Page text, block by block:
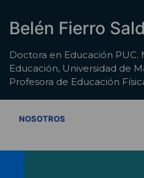
Belén Fierro
Doctora en Educación PUC.
Educación, Universidad de
Profesora de Educación
NOSOTROS